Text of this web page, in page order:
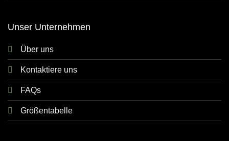
Unser Unternehmen
Über uns
Kontaktiere uns
FAQs
Größentabelle